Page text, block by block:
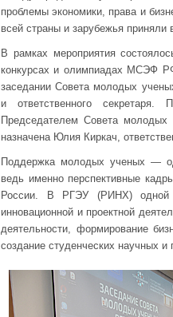
проблемы экономики, права и
всей страны и зарубежья приняли
В рамках мероприятия
конкурсах и олимпиадах МСЭФ
заседании Совета молодых
и ответственного
Председателем Совета молодых
назначена Юлия Киркач,
Поддержка молодых ученых —
ведь именно перспективные
России. В РГЭУ (РИНХ) одной
инновационной и проектной
деятельности, формирование
создание студенческих научных